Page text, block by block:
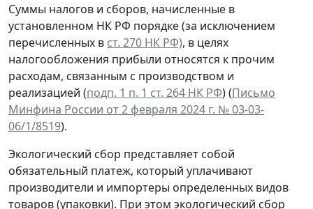
Суммы налогов и сборов, начисленные в
установленном НК РФ порядке (за исключением
перечисленных в ст. 270 НК РФ), в целях
налогообложения прибыли относятся к прочим
расходам, связанным с производством и
реализацией (подп. 1 п. 1 ст. 264 НК РФ) (Письмо
Минфина России от 2 февраля 2024 г. № 03-03-
06/1/8519).
Экологический сбор представляет собой
обязательный платеж, который уплачивают
производители и импортеры определенных видов
товаров (упаковки). При этом экологический сбор